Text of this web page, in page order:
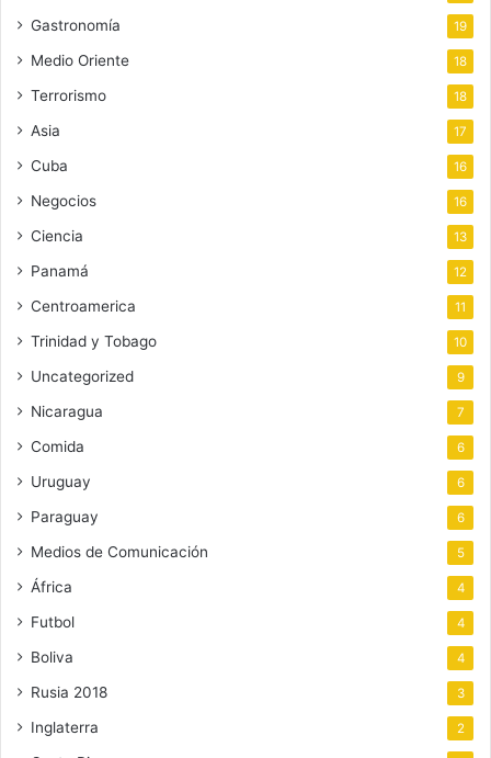
Gastronomía 19
Medio Oriente 18
Terrorismo 18
Asia 17
Cuba 16
Negocios 16
Ciencia 13
Panamá 12
Centroamerica 11
Trinidad y Tobago 10
Uncategorized 9
Nicaragua 7
Comida 6
Uruguay 6
Paraguay 6
Medios de Comunicación 5
África 4
Futbol 4
Boliva 4
Rusia 2018 3
Inglaterra 2